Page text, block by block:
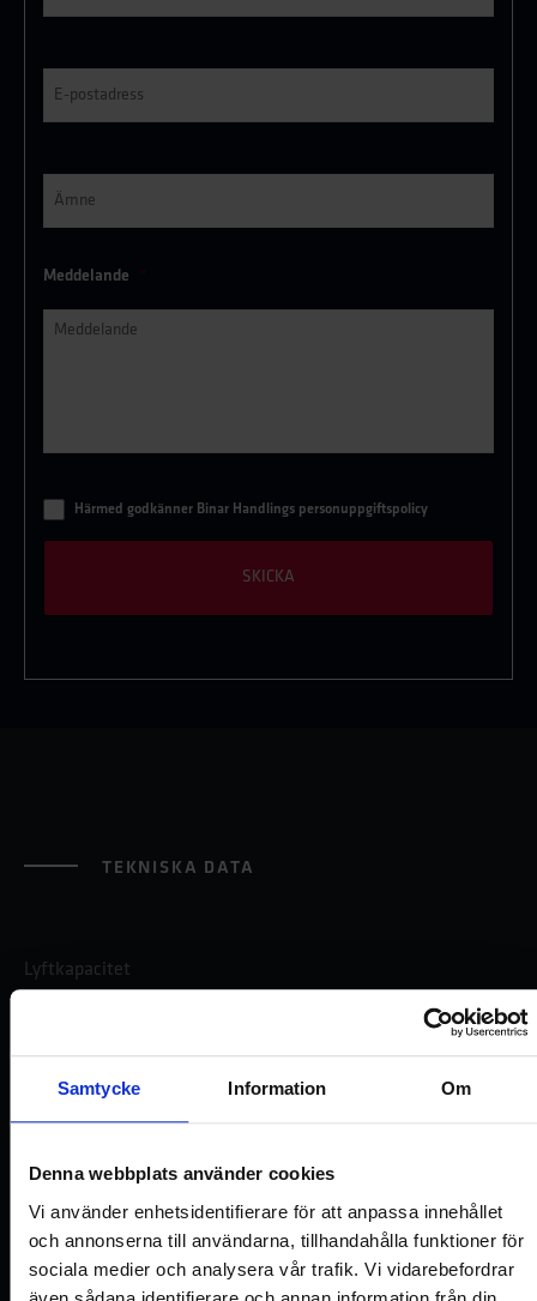
Samtycke Information Om
Denna webbplats använder cookies
Vi använder enhetsidentifierare för att anpassa innehållet
och annonserna till användarna, tillhandahålla funktioner för
sociala medier och analysera vår trafik. Vi vidarebefordrar
E-
post
Ämne *
Meddelande *
Härmed godkänner Binar Handlings personuppgiftspolicy
TEKNISKA DATA
Lyftkapacitet
Glassrutor: 65/115/150 kg beroende på konfigurationen av
Huvudfunktioner
Utrustad med en eller två fasta (runda) sugkoppar.